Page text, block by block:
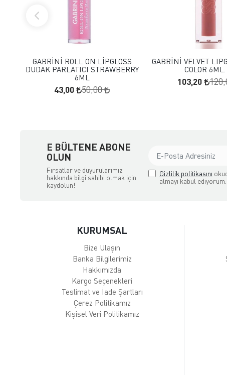
FAVORILERE EKLE
SEPETE EKLE
GABRİNİ ROLL ON LİPGLOSS
DUDAK PARLATICI STRAWBERRY
6ML
43,00 50,00
FAVORILERE
GABRİNİ VELVET
COLOR 6ML.
103,20
E BÜLTENE ABONE
OLUN
Fırsatlar ve duyurularımız
hakkında bilgi sahibi olmak için
kaydolun!
Gizlilik politikasını
almayı kabul ediyorum.
KURUMSAL
Bize Ulaşın
Banka Bilgilerimiz
Hakkımızda
Kargo Seçenekleri
Teslimat ve İade Şartları
Çerez Politikamız
Kişisel Veri Politikamız